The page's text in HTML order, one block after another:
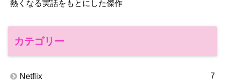
熱くなる実話をもとにした傑作
カテゴリー
Netflix 7